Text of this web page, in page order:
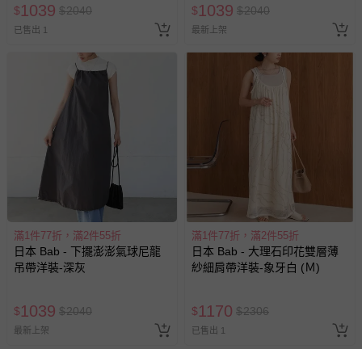
$1039 $2040
已售出 1
$1039 $2040
最新上架
滿1件77折，滿2件55折
日本 Bab - 下擺澎澎氣球尼龍
吊帶洋裝-深灰
$1039 $2040
最新上架
滿1件77折，滿2件55折
日本 Bab - 大理石印花雙層薄
紗細肩帶洋裝-象牙白 (Ｍ)
$1170 $2306
已售出 1